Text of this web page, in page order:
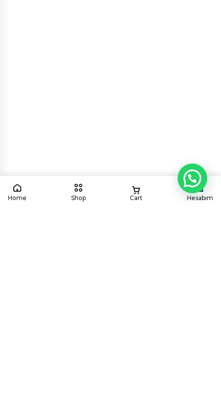
Home Shop Cart Hesabım